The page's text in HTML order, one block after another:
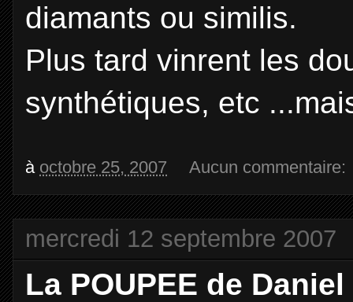
diamants ou similis.
Plus tard vinrent les
synthétiques, etc
à octobre 25, 2007 Aucun commentaire:
mercredi 12 septembre 2007
La POUPEE de